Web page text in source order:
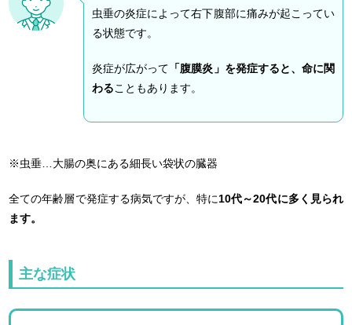
虫垂の炎症によって右下腹部に痛みが起こってい
る状態です。
炎症が広がって 「腹膜炎」を発症すると、命に関
わることもあります。
※虫垂…大腸の奥にある細長い袋状の臓器
全ての年齢層で発症する病気ですが、特に10代～20代に多く見られ
ます。
主な症状